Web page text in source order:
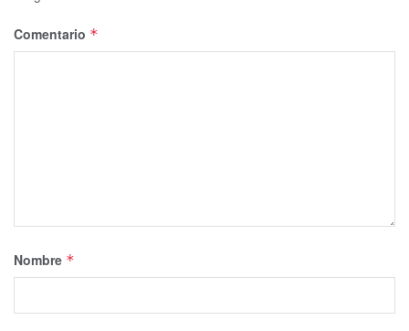
Comentario *
Nombre *